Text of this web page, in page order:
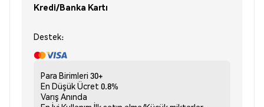
Kredi/Banka Kartı
Destek:
Para Birimleri 30+
En Düşük Ücret 0.8%
Varış Anında